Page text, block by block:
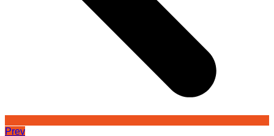
Prev